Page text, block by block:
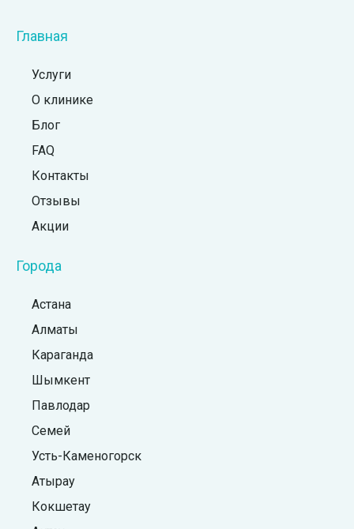
Главная
Услуги
О клинике
Блог
FAQ
Контакты
Отзывы
Акции
Города
Астана
Алматы
Караганда
Шымкент
Павлодар
Семей
Усть-Каменогорск
Атырау
Кокшетау